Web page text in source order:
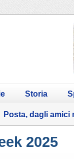
Storia
Posta, dagli amici
2025